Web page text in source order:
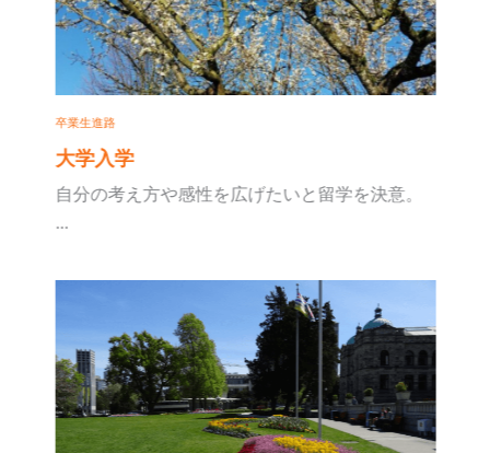
卒業生進路
大学入学
自分の考え方や感性を広げたいと留学を決意。
...